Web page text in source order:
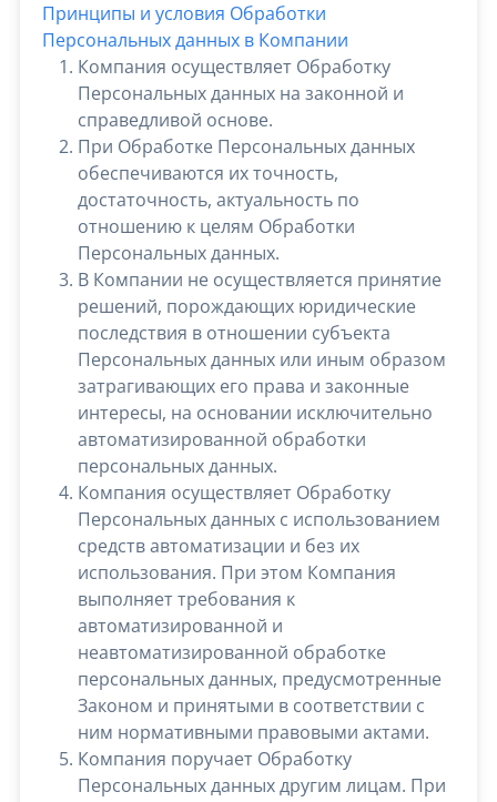
Принципы и условия Обработки
Персональных данных в Компании
Компания осуществляет Обработку
Персональных данных на законной и
справедливой основе.
При Обработке Персональных данных
обеспечиваются их точность,
достаточность, актуальность по
отношению к целям Обработки
Персональных данных.
В Компании не осуществляется принятие
решений, порождающих юридические
последствия в отношении субъекта
Персональных данных или иным образом
затрагивающих его права и законные
интересы, на основании исключительно
автоматизированной обработки
персональных данных.
Компания осуществляет Обработку
Персональных данных с использованием
средств автоматизации и без их
использования. При этом Компания
выполняет требования к
автоматизированной и
неавтоматизированной обработке
персональных данных, предусмотренные
Законом и принятыми в соответствии с
ним нормативными правовыми актами.
Компания поручает Обработку
Персональных данных другим лицам. При